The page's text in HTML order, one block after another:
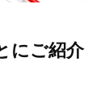
にご紹介